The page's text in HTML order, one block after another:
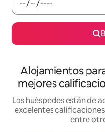
Alojamientos
mejores
Los huéspedes están de
excelentes
entre